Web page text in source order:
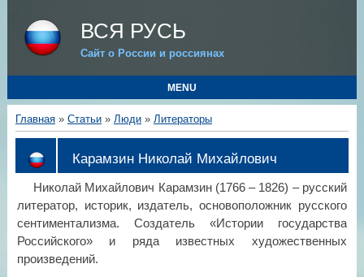
ВСЯ РУСЬ
Сайт о России и россиянах
MENU
Главная» Статьи» Люди» Литераторы
Карамзин Николай Михайлович
Николай Михайлович Карамзин (1766 – 1826) – русский
литератор, историк, издатель, основоположник русского
сентиментализма. Создатель «Истории государства
Российского» и ряда известных художественных
произведений.